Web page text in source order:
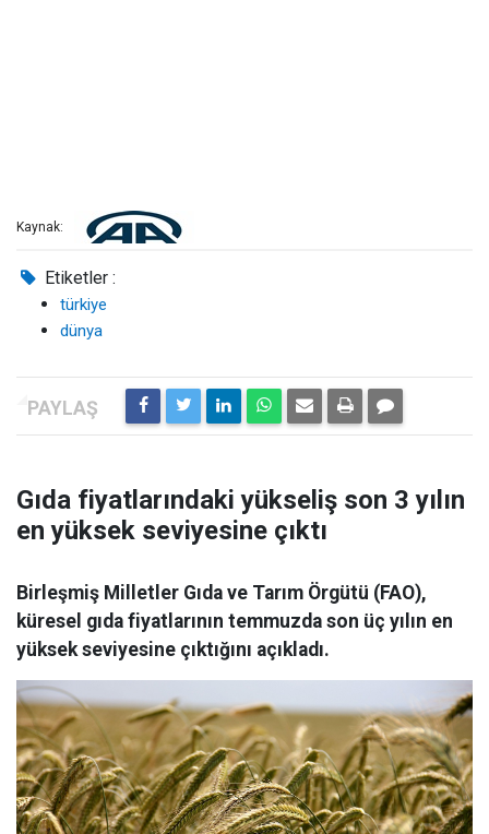
Kaynak:
Etiketler :
türkiye
dünya
Gıda fiyatlarındaki yükseliş son 3 yılın
en yüksek seviyesine çıktı
Birleşmiş Milletler Gıda ve Tarım Örgütü (FAO),
küresel gıda fiyatlarının temmuzda son üç yılın en
yüksek seviyesine çıktığını açıkladı.